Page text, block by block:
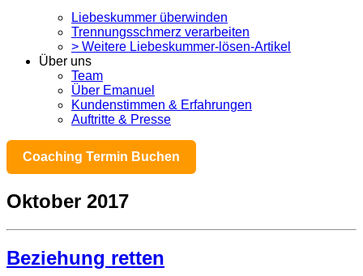
Liebeskummer überwinden
Trennungsschmerz verarbeiten
> Weitere Liebeskummer-lösen-Artikel
Über uns
Team
Über Emanuel
Kundenstimmen & Erfahrungen
Auftritte & Presse
Coaching Termin Buchen
Oktober 2017
Beziehung retten